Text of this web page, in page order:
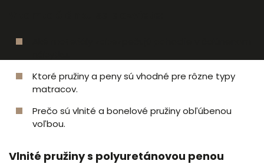
Ktoré pružiny a peny sú vhodné pre rôzne typy
matracov.
Prečo sú vlnité a bonelové pružiny obľúbenou
voľbou.
Vlnité pružiny s polyuretánovou penou